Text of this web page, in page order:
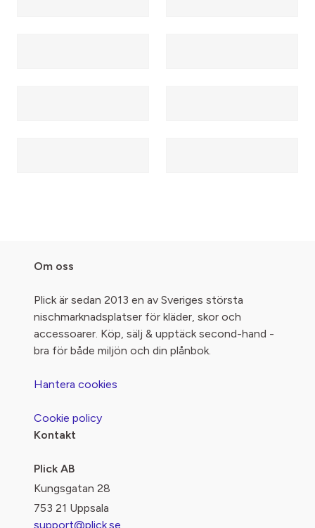
Om oss
Plick är sedan 2013 en av Sveriges största
nischmarknadsplatser för kläder, skor och
accessoarer. Köp, sälj & upptäck second-hand -
bra för både miljön och din plånbok.
Hantera cookies
Cookie policy
Kontakt
Plick AB
Kungsgatan 28
753 21 Uppsala
support@plick.se